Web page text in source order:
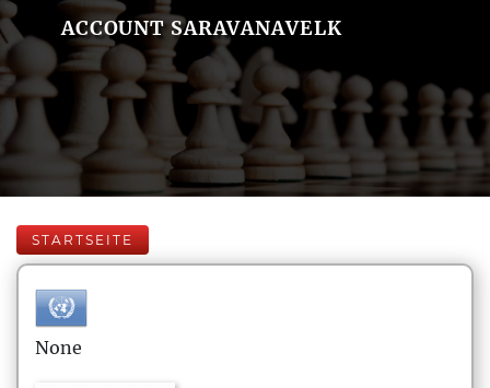
ACCOUNT SARAVANAVELK
STARTSEITE
None